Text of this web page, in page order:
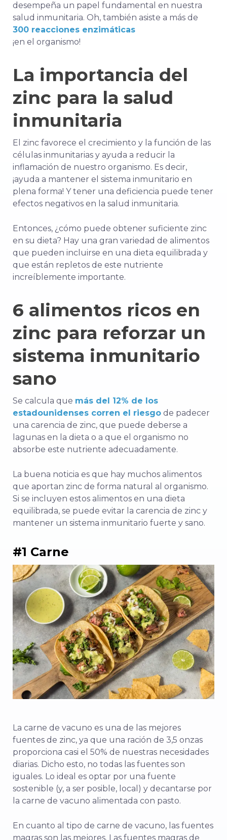
desempeña un papel fundamental en nuestra
salud inmunitaria. Oh, también asiste a más de
300 reacciones enzimáticas
¡en el organismo!
La importancia del
zinc para la salud
inmunitaria
El zinc favorece el crecimiento y la función de las
células inmunitarias y ayuda a reducir la
inflamación de nuestro organismo. Es decir,
¡ayuda a mantener el sistema inmunitario en
plena forma! Y tener una deficiencia puede tener
efectos negativos en la salud inmunitaria.
Entonces, ¿cómo puede obtener suficiente zinc
en su dieta? Hay una gran variedad de alimentos
que pueden incluirse en una dieta equilibrada y
que están repletos de este nutriente
increíblemente importante.
6 alimentos ricos en
zinc para reforzar un
sistema inmunitario
sano
Se calcula que más del 12% de los
estadounidenses corren el riesgo de padecer
una carencia de zinc, que puede deberse a
lagunas en la dieta o a que el organismo no
absorbe este nutriente adecuadamente.
La buena noticia es que hay muchos alimentos
que aportan zinc de forma natural al organismo.
Si se incluyen estos alimentos en una dieta
equilibrada, se puede evitar la carencia de zinc y
mantener un sistema inmunitario fuerte y sano.
#1 Carne
La carne de vacuno es una de las mejores
fuentes de zinc, ya que una ración de 3,5 onzas
proporciona casi el 50% de nuestras necesidades
diarias. Dicho esto, no todas las fuentes son
iguales. Lo ideal es optar por una fuente
sostenible (y, a ser posible, local) y decantarse por
la carne de vacuno alimentada con pasto.
En cuanto al tipo de carne de vacuno, las fuentes
magras son las mejores. Las fuentes magras de